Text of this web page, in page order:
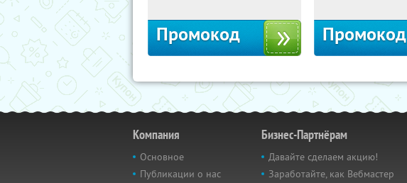
Промокод Промокод
Компания
Основное
Публикации о нас
Бизнес-Партнёрам
Давайте сделаем акцию!
Заработайте, как Вебмастер